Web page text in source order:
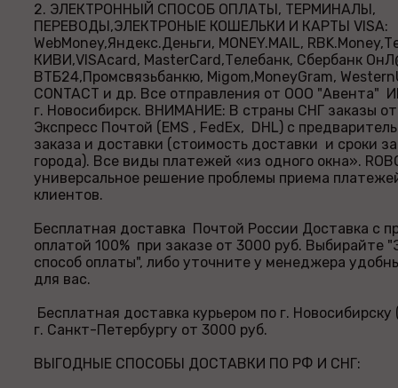
2. ЭЛЕКТРОННЫЙ СПОСОБ ОПЛАТЫ, ТЕРМИНАЛЫ,
ПЕРЕВОДЫ,ЭЛЕКТРОНЫЕ КОШЕЛЬКИ И КАРТЫ VISA:
WebMoney,Яндекс.Деньги, MONEY.MAIL,
КИВИ,VISAcard, MasterCard,Телебанк, Сбербанк
ВТБ24,Промсвязьбанкю, Migom,MoneyGram,
CONTACT и др. Все отправления от ООО "Авента"
г. Новосибирск. ВНИМАНИЕ: В страны СНГ заказы
Экспресс Почтой (EMS , FedEx, DHL) с
заказа и доставки (стоимость доставки и сроки
города). Все виды платежей «из одного окна».
универсальное решение проблемы приема
клиентов.
Бесплатная доставка Почтой России Доставка с
оплатой 100% при заказе от 3000 руб. Выбирайте
способ оплаты", либо уточните у менеджера
для вас.
Бесплатная доставка курьером по г. Новосибирску
г. Санкт-Петербургу от 3000 руб.
ВЫГОДНЫЕ СПОСОБЫ ДОСТАВКИ ПО РФ И СНГ: